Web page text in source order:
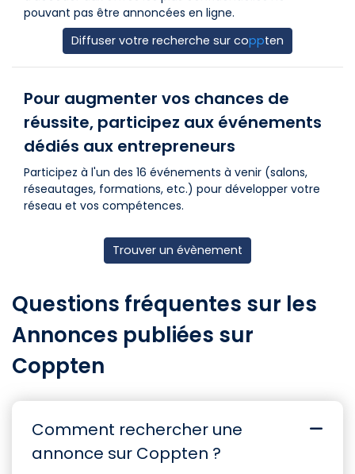
pouvant pas être annoncées en ligne.
Diffuser votre recherche sur coppten
Pour augmenter vos chances de
réussite, participez aux événements
dédiés aux entrepreneurs
Participez à l'un des 16 événements à venir (salons,
réseautages, formations, etc.) pour développer votre
réseau et vos compétences.
Trouver un évènement
Questions fréquentes sur les
Annonces publiées sur
Coppten
Comment rechercher une
annonce sur Coppten ?